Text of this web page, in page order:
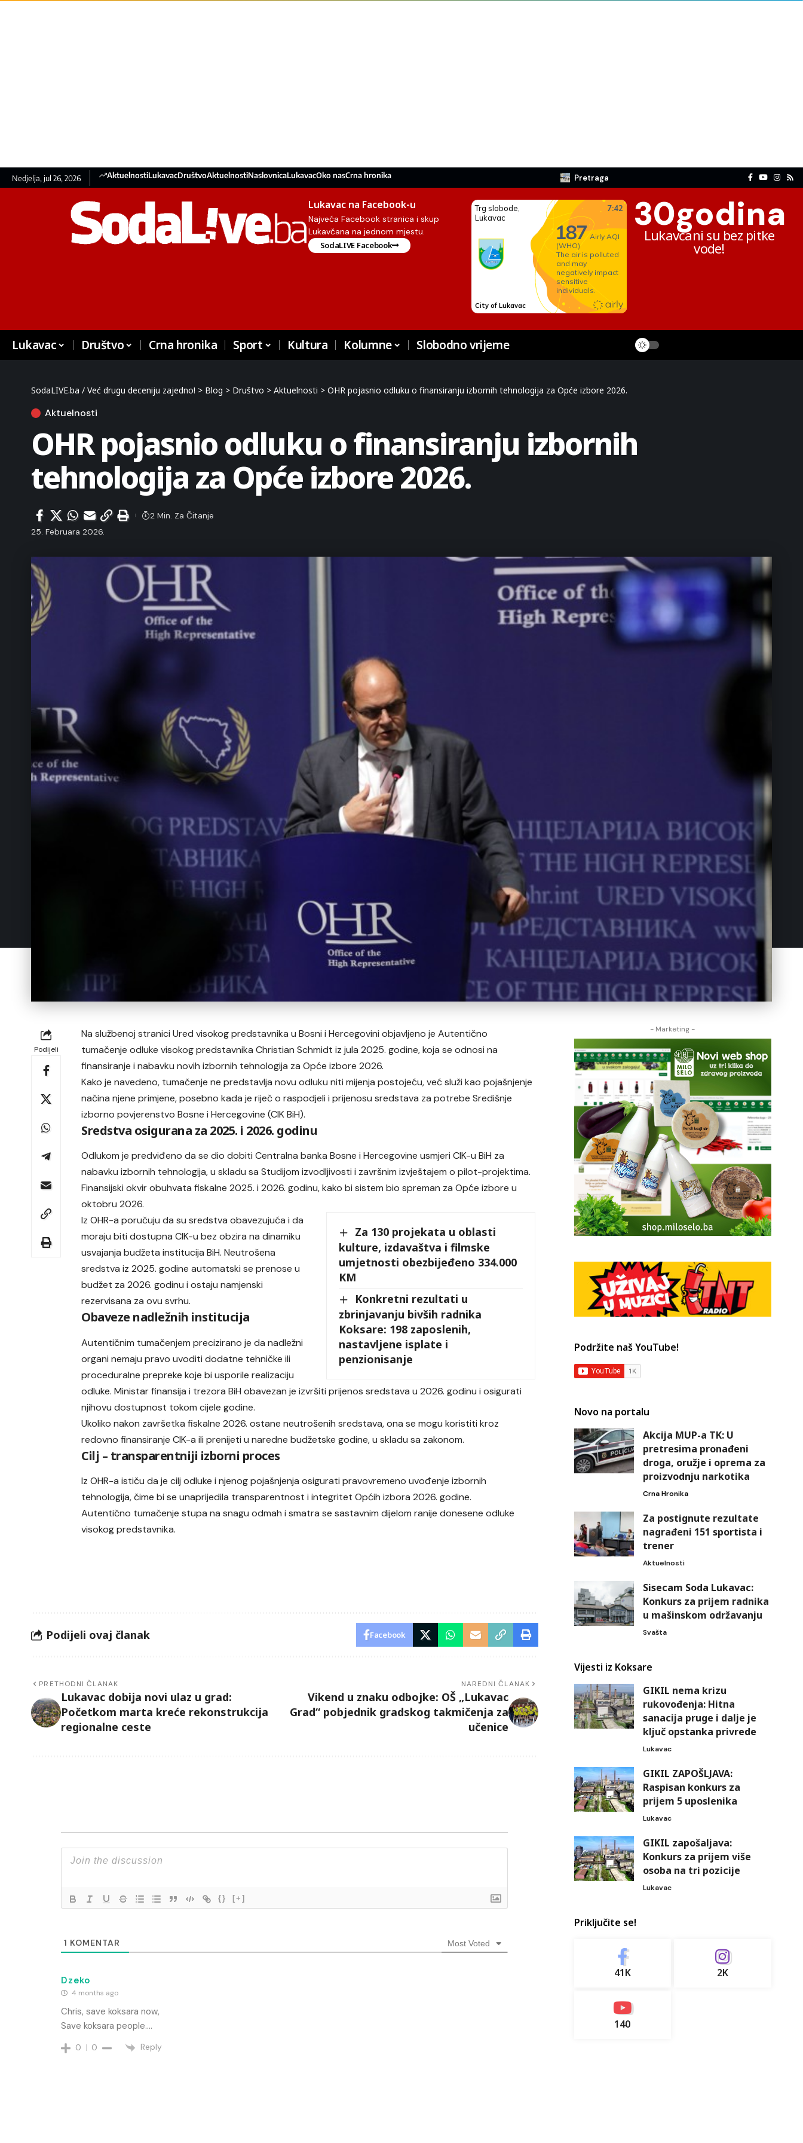
Nedjelja, jul 26, 2026 AktuelnostiLukavacDruštvoAktuelnostiNaslovnicaLukavacOko nasCrna hronika Pretraga
Lukavac na Facebook-u
Najveća Facebook stranica i skup
Lukavčana na jednom mjestu.
SodaLIVE Facebook
30godina
Lukavčani su bez pitke
vode!
Lukavac Društvo Crna hronika Sport Kultura Kolumne Slobodno vrijeme
SodaLIVE.ba / Već drugu deceniju zajedno! > Blog > Društvo > Aktuelnosti > OHR pojasnio odluku o finansiranju izbornih tehnologija za Opće izbore 2026.
Aktuelnosti
OHR pojasnio odluku o finansiranju izbornih
tehnologija za Opće izbore 2026.
25. Februara 2026.
2 Min. Za Čitanje
Podijeli
Na službenoj stranici Ured visokog predstavnika u Bosni i Hercegovini objavljeno je Autentično
tumačenje odluke visokog predstavnika Christian Schmidt iz jula 2025. godine, koja se odnosi na
finansiranje i nabavku novih izbornih tehnologija za Opće izbore 2026.
Kako je navedeno, tumačenje ne predstavlja novu odluku niti mijenja postojeću, već služi kao pojašnjenje
načina njene primjene, posebno kada je riječ o raspodjeli i prijenosu sredstava za potrebe Središnje
izborno povjerenstvo Bosne i Hercegovine (CIK BiH).
Sredstva osigurana za 2025. i 2026. godinu
Odlukom je predviđeno da se dio dobiti Centralna banka Bosne i Hercegovine usmjeri CIK-u BiH za
nabavku izbornih tehnologija, u skladu sa Studijom izvodljivosti i završnim izvještajem o pilot-projektima.
Finansijski okvir obuhvata fiskalne 2025. i 2026. godinu, kako bi sistem bio spreman za Opće izbore u
oktobru 2026.
Za 130 projekata u oblasti
kulture, izdavaštva i filmske
umjetnosti obezbijeđeno 334.000
KM
Konkretni rezultati u
zbrinjavanju bivših radnika
Koksare: 198 zaposlenih,
nastavljene isplate i
penzionisanje
Iz OHR-a poručuju da su sredstva obavezujuća i da
moraju biti dostupna CIK-u bez obzira na dinamiku
usvajanja budžeta institucija BiH. Neutrošena
sredstva iz 2025. godine automatski se prenose u
budžet za 2026. godinu i ostaju namjenski
rezervisana za ovu svrhu.
Obaveze nadležnih institucija
Autentičnim tumačenjem precizirano je da nadležni
organi nemaju pravo uvoditi dodatne tehničke ili
proceduralne prepreke koje bi usporile realizaciju
odluke. Ministar finansija i trezora BiH obavezan je izvršiti prijenos sredstava u 2026. godinu i osigurati
njihovu dostupnost tokom cijele godine.
Ukoliko nakon završetka fiskalne 2026. ostane neutrošenih sredstava, ona se mogu koristiti kroz
redovno finansiranje CIK-a ili prenijeti u naredne budžetske godine, u skladu sa zakonom.
Cilj – transparentniji izborni proces
Iz OHR-a ističu da je cilj odluke i njenog pojašnjenja osigurati pravovremeno uvođenje izbornih
tehnologija, čime bi se unaprijedila transparentnost i integritet Općih izbora 2026. godine.
Autentično tumačenje stupa na snagu odmah i smatra se sastavnim dijelom ranije donesene odluke
visokog predstavnika.
Podijeli ovaj članak Facebook
PRETHODNI ČLANAK
Lukavac dobija novi ulaz u grad:
Početkom marta kreće rekonstrukcija
regionalne ceste
NAREDNI ČLANAK
Vikend u znaku odbojke: OŠ „Lukavac
Grad“ pobjednik gradskog takmičenja za
učenice
{} [+]
1 KOMENTAR Most Voted
Dzeko
4 months ago
Chris, save koksara now,
Save koksara people….
0 0 Reply
- Marketing -
Podržite naš YouTube!
Novo na portalu
Akcija MUP-a TK: U
pretresima pronađeni
droga, oružje i oprema za
proizvodnju narkotika
Crna Hronika
Za postignute rezultate
nagrađeni 151 sportista i
trener
Aktuelnosti
Sisecam Soda Lukavac:
Konkurs za prijem radnika
u mašinskom održavanju
Svašta
Vijesti iz Koksare
GIKIL nema krizu
rukovođenja: Hitna
sanacija pruge i dalje je
ključ opstanka privrede
Lukavac
GIKIL ZAPOŠLJAVA:
Raspisan konkurs za
prijem 5 uposlenika
Lukavac
GIKIL zapošaljava:
Konkurs za prijem više
osoba na tri pozicije
Lukavac
Priključite se!
41K 2K
140